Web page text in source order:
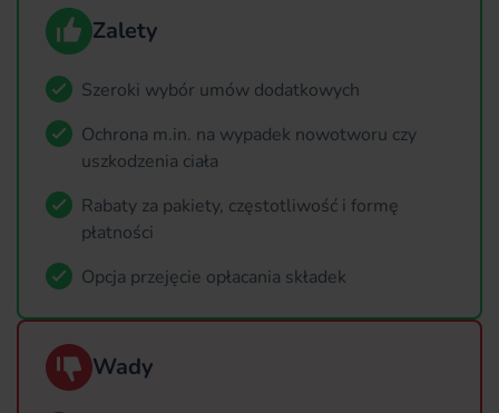
Zalety
Szeroki wybór umów dodatkowych
Ochrona m.in. na wypadek nowotworu czy
uszkodzenia ciała
Rabaty za pakiety, częstotliwość i formę
płatności
Opcja przejęcie opłacania składek
Wady